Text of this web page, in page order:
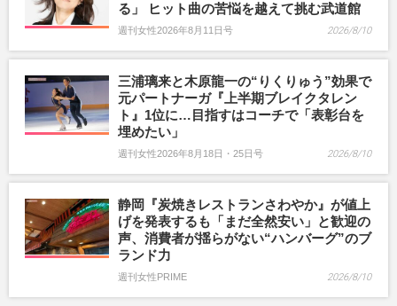
る」 ヒット曲の苦悩を越えて挑む武道館
週刊女性2026年8月11日号 2026/8/10
三浦璃来と木原龍一の“りくりゅう”効果で
元パートナーガ『上半期ブレイクタレン
ト』1位に…目指すはコーチで「表彰台を
埋めたい」
週刊女性2026年8月18日・25日号 2026/8/10
静岡『炭焼きレストランさわやか』が値上
げを発表するも「まだ全然安い」と歓迎の
声、消費者が揺らがない“ハンバーグ”のブ
ランド力
週刊女性PRIME 2026/8/10